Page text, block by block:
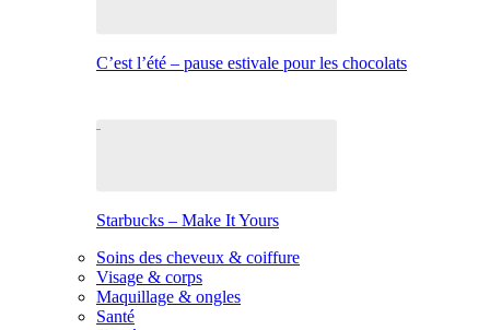
C’est l’été – pause estivale pour les chocolats
Starbucks – Make It Yours
Soins des cheveux & coiffure
Visage & corps
Maquillage & ongles
Santé